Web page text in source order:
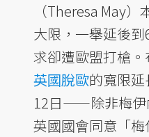
（Theresa May
大限，一舉延後
求卻遭歐盟打槍。
英國脫歐的寬限
12日——除非梅伊
英國國會同意「